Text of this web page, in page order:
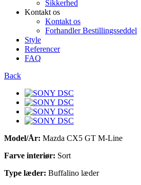
Sikkerhed
Kontakt os
Kontakt os
Forhandler Bestillingsseddel
Style
Referencer
FAQ
Back
Model/År: Mazda CX5 GT M-Line
Farve interiør: Sort
Type læder: Buffalino læder